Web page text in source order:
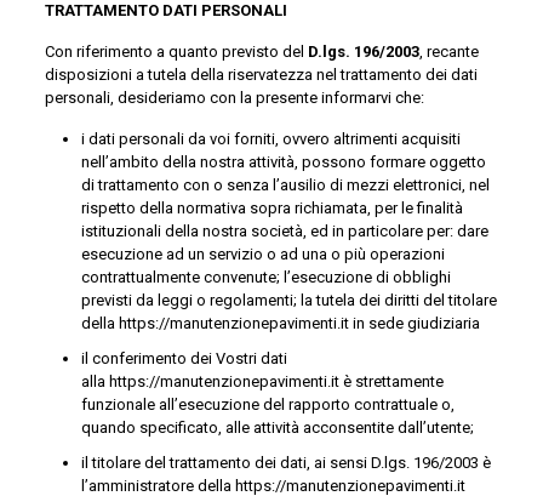
TRATTAMENTO DATI PERSONALI
Con riferimento a quanto previsto del D.lgs. 196/2003, recante
disposizioni a tutela della riservatezza nel trattamento dei dati
personali, desideriamo con la presente informarvi che:
i dati personali da voi forniti, ovvero altrimenti acquisiti
nell’ambito della nostra attività, possono formare oggetto
di trattamento con o senza l’ausilio di mezzi elettronici, nel
rispetto della normativa sopra richiamata, per le finalità
istituzionali della nostra società, ed in particolare per: dare
esecuzione ad un servizio o ad una o più operazioni
contrattualmente convenute; l’esecuzione di obblighi
previsti da leggi o regolamenti; la tutela dei diritti del titolare
della https://manutenzionepavimenti.it in sede giudiziaria
il conferimento dei Vostri dati
alla https://manutenzionepavimenti.it è strettamente
funzionale all’esecuzione del rapporto contrattuale o,
quando specificato, alle attività acconsentite dall’utente;
il titolare del trattamento dei dati, ai sensi D.lgs. 196/2003 è
l’amministratore della https://manutenzionepavimenti.it